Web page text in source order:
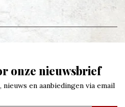
onze nieuwsbrief
en aanbiedingen via email